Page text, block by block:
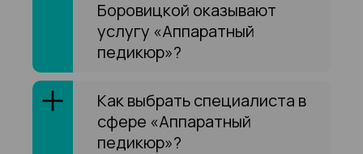
Боровицкой оказывают
услугу «Аппаратный
педикюр»?
Как выбрать специалиста в
сфере «Аппаратный
педикюр»?